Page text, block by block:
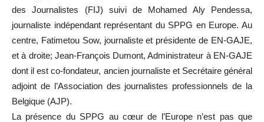
des Journalistes (FIJ) suivi de Mohamed Aly Pendessa,
journaliste indépendant représentant du SPPG en Europe. Au
centre, Fatimetou Sow, journaliste et présidente de EN-GAJE,
et à droite; Jean-François Dumont, Administrateur à EN-GAJE
dont il est co-fondateur, ancien journaliste et Secrétaire général
adjoint de l’Association des journalistes professionnels de la
Belgique (AJP).
La présence du SPPG au cœur de l’Europe n’est pas que